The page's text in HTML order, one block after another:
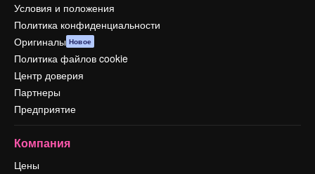
Условия и положения
Политика конфиденциальности
Оригиналы Новое
Политика файлов cookie
Центр доверия
Партнеры
Предприятие
Компания
Цены